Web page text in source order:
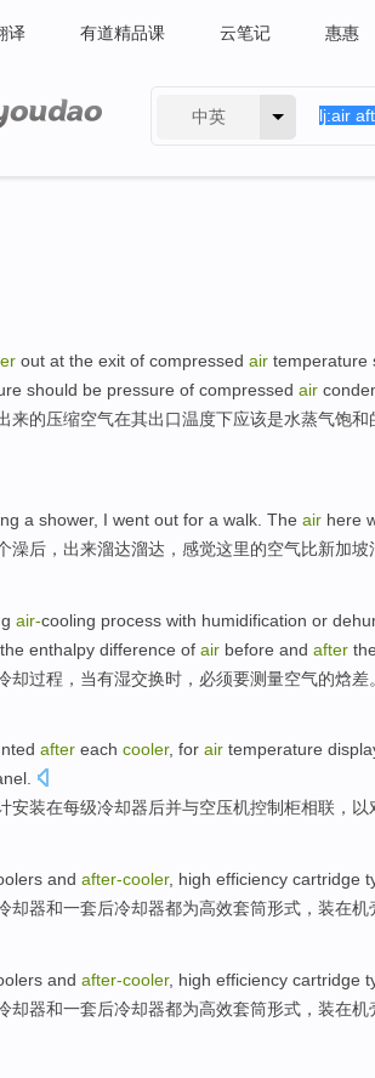
译 有道精品课 云笔记 惠惠
中英
out at the exit of compressed air temperature
should be pressure of compressed air
来的压缩空气在其出口温度下应该是水蒸气饱和
a shower, I went out for a walk. The air here
澡后 ， 出来溜达溜达 ，感觉这里的空气比新加坡
air-cooling process with humidification or
the enthalpy difference of air before and after the
却过程 ， 当有湿交换时， 必须要测量空气的焓差。
after each cooler, for air temperature
安装在每级冷却器后并与空压机控制柜相联 ，以
and after-cooler, high efficiency cartridge
却器和一套后冷却器都为高效套筒形式 ， 装在机
and after-cooler, high efficiency cartridge
却器和一套后冷却器都为高效套筒形式 ， 装在机